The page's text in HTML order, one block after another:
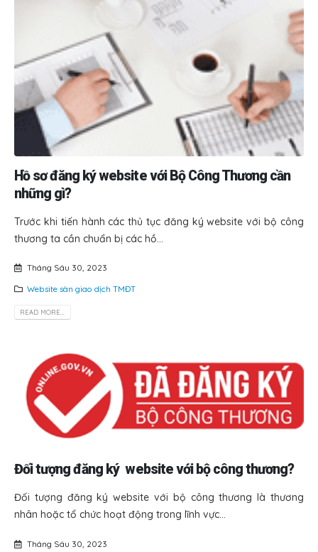
Hồ sơ đăng kýwebsite với Bộ Công Thương cần
những gì?
Trước khi tiến hành các thủ tục đăng ký website với bộ công
thương ta cần chuẩn bị các hồ...
Tháng Sáu 30, 2023
Website sàn giao dịch TMĐT
READ MORE...
Đối tượng đăng kýwebsite với bộ công thương?
Đối tượng đăng ký website với bộ công thương là thương
nhân hoặc tổ chức hoạt động trong lĩnh vực...
Tháng Sáu 30, 2023